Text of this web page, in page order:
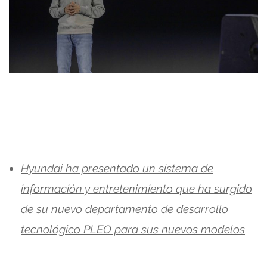
Hyundai ha presentado un sistema de
información y entretenimiento que ha surgido
de su nuevo departamento de desarrollo
tecnológico PLEO para sus nuevos modelos